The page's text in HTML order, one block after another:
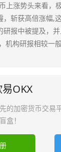
上涨势头来看，
，斩获高倍涨幅,
研报中被提及，
机构研报相较一
易OKX
的加密货币交易
盒！